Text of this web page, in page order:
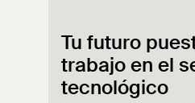
Tu futuro
trabajo en el
tecnológico